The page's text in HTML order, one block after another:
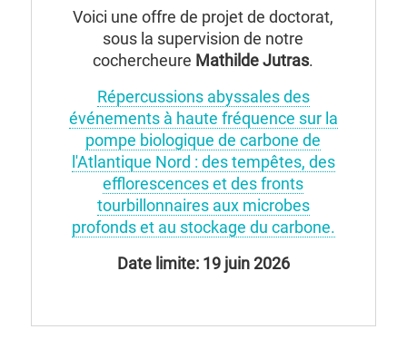
Voici une offre de projet de doctorat,
sous la supervision de notre
cochercheure Mathilde Jutras.
Répercussions abyssales des
événements à haute fréquence sur la
pompe biologique de carbone de
l'Atlantique Nord : des tempêtes, des
efflorescences et des fronts
tourbillonnaires aux microbes
profonds et au stockage du carbone.
Date limite: 19 juin 2026